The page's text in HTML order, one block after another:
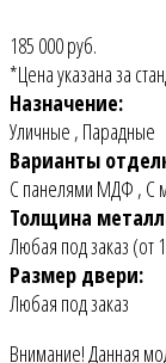
185 000 руб.
*Цена указана за
Назначение:
Уличные , Парадные
Варианты
С панелями МДФ , С
Толщина
Любая под заказ
Размер двери:
Любая под заказ
Внимание! Данная